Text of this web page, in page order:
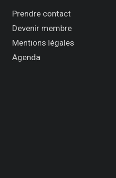
Prendre contact
Devenir membre
Mentions légales
Agenda